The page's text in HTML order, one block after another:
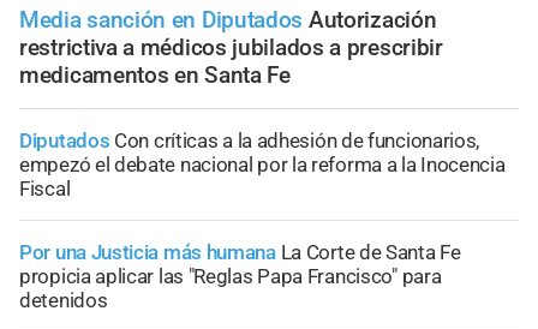
Media sanción en Diputados Autorización
restrictiva a médicos jubilados a prescribir
medicamentos en Santa Fe
Diputados Con críticas a la adhesión de funcionarios,
empezó el debate nacional por la reforma a la Inocencia
Fiscal
Por una Justicia más humana La Corte de Santa Fe
propicia aplicar las "Reglas Papa Francisco" para
detenidos